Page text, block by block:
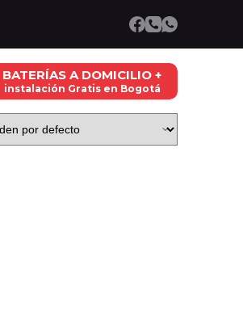
BATERÍAS A DOMICILIO +
instalación Gratis en Bogotá